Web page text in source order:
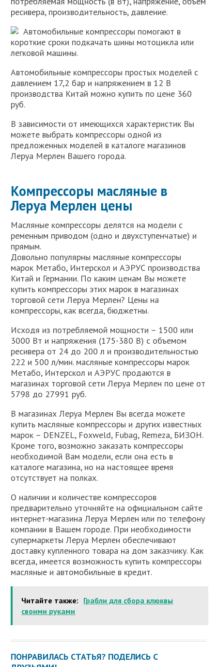
ресивера, производительность, давление.
Автомобильные компрессоры помогают в
короткие сроки подкачать шины мотоцикла или
легковой машины.
Автомобильные компрессоры простых моделей с
давлением 17,2 бар и напряжением в 12 В
производства Китай можно купить по цене 360
руб.
В зависимости от имеющихся характеристик Вы
можете выбрать компрессоры одной из
предложенных моделей в каталоге магазинов
Леруа Мерлен Вашего города.
Компрессоры масляные в
Леруа Мерлен цены
Масляные компрессоры делятся на модели с
ременным приводом (одно и двухступенчатые) и
прямым.
Довольно популярны масляные компрессоры
марок Mетабо, Интерскол и АЭРУС производства
Китай и Германии. По каким ценам Вы можете
купить компрессоры этих марок в магазинах
торговой сети Леруа Мерлен? Цены на
компрессоры, как всегда, бюджетны.
Исходя из потребляемой мощности – 1500 или
3000 Вт и напряжения (175-380 В) с объемом
ресивера от 24 до 200 л и производительностью
222 и 500 л/мин. масляные компрессоры марок
Mетабо, Интерскол и АЭРУС продаются в
магазинах торговой сети Леруа Мерлен по цене от
5798 до 27991 руб.
В магазинах Леруа Мерлен Вы всегда можете
купить масляные компрессоры и других известных
марок – DENZEL, Foxweld, Fubag, Remeza, БИЗОН.
Кроме того, возможно заказать компрессоры
необходимой Вам модели, если она есть в
каталоге магазина, но на настоящее время
отсутствует на полках.
О наличии и количестве компрессоров
предварительно уточняйте на официальном сайте
интернет-магазина Леруа Мерлен или по телефону
компании в Вашем городе. При необходимости
супермаркеты Леруа Мерлен обеспечивают
доставку купленного товара на дом заказчику. Как
всегда, имеется возможность купить компрессоры
масляные и автомобильные в кредит.
Читайте также: Грабли для сбора клюквы
своими руками
ПОНРАВИЛАСЬ СТАТЬЯ? ПОДЕЛИСЬ С